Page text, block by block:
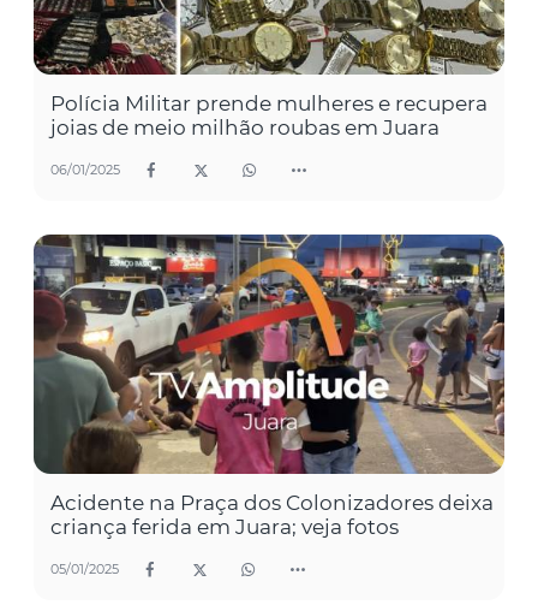
Polícia Militar prende mulheres e recupera
joias de meio milhão roubas em Juara
06/01/2025
Acidente na Praça dos Colonizadores deixa
criança ferida em Juara; veja fotos
05/01/2025